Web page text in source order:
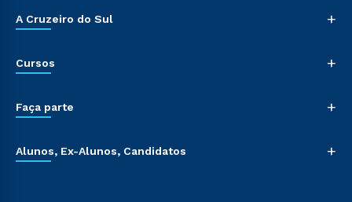
A Cruzeiro do Sul +
Cursos +
Faça parte +
Alunos, Ex-Alunos, Candidatos +